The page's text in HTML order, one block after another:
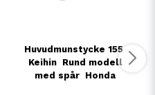
Huvudmunstycke 155 
Keihin  Rund modell
med spår  Honda